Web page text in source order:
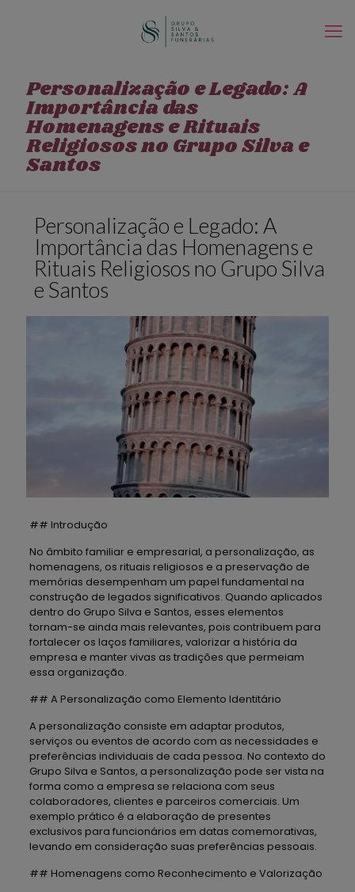
Personalização e Legado: A
Importância das
Homenagens e Rituais
Religiosos no Grupo Silva e
Santos
Personalização e Legado: A
Importância das Homenagens e
Rituais Religiosos no Grupo Silva
e Santos
## Introdução
No âmbito familiar e empresarial, a personalização, as
homenagens, os rituais religiosos e a preservação de
memórias desempenham um papel fundamental na
construção de legados significativos. Quando aplicados
dentro do Grupo Silva e Santos, esses elementos
tornam-se ainda mais relevantes, pois contribuem para
fortalecer os laços familiares, valorizar a história da
empresa e manter vivas as tradições que permeiam
essa organização.
## A Personalização como Elemento Identitário
A personalização consiste em adaptar produtos,
serviços ou eventos de acordo com as necessidades e
preferências individuais de cada pessoa. No contexto do
Grupo Silva e Santos, a personalização pode ser vista na
forma como a empresa se relaciona com seus
colaboradores, clientes e parceiros comerciais. Um
exemplo prático é a elaboração de presentes
exclusivos para funcionários em datas comemorativas,
levando em consideração suas preferências pessoais.
## Homenagens como Reconhecimento e Valorização